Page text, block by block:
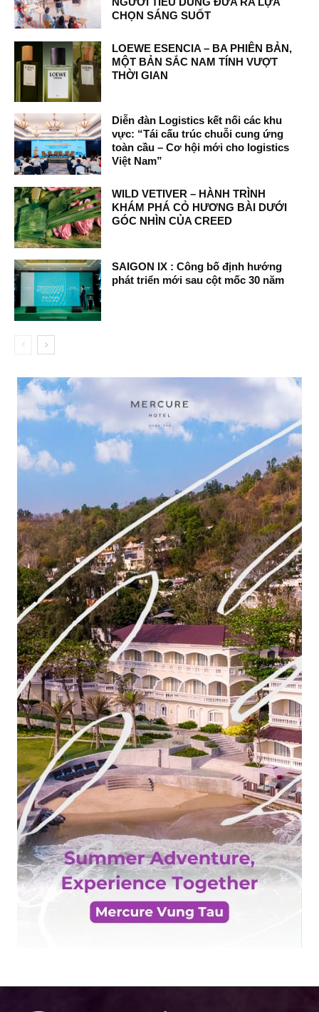
CHỌN SÁNG SUỐT
LOEWE ESENCIA – BA PHIÊN BẢN,
MỘT BẢN SẮC NAM TÍNH VƯỢT
THỜI GIAN
Diễn đàn Logistics kết nối các khu
vực: “Tái cấu trúc chuỗi cung ứng
toàn cầu – Cơ hội mới cho logistics
Việt Nam”
WILD VETIVER – HÀNH TRÌNH
KHÁM PHÁ CỎ HƯƠNG BÀI DƯỚI
GÓC NHÌN CỦA CREED
SAIGON IX : Công bố định hướng
phát triển mới sau cột mốc 30 năm